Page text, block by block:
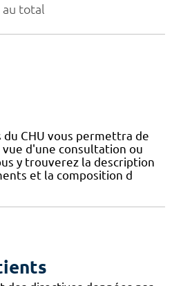
au total
du CHU vous permettra de
d'une consultation ou
y trouverez la description
et la composition d